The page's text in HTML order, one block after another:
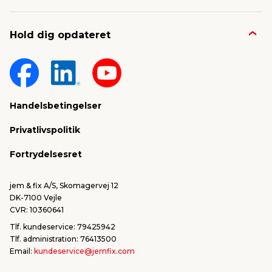
Fragt & levering
Nyheder & presse
Om jem & fix
Sponsorater & projekter
Hold dig opdateret
Handelsbetingelser
Privatlivspolitik
Fortrydelsesret
jem & fix A/S, Skomagervej 12
DK-7100 Vejle
CVR: 10360641
Tlf. kundeservice: 79425942
Tlf. administration: 76413500
Email: kundeservice@jemfix.com